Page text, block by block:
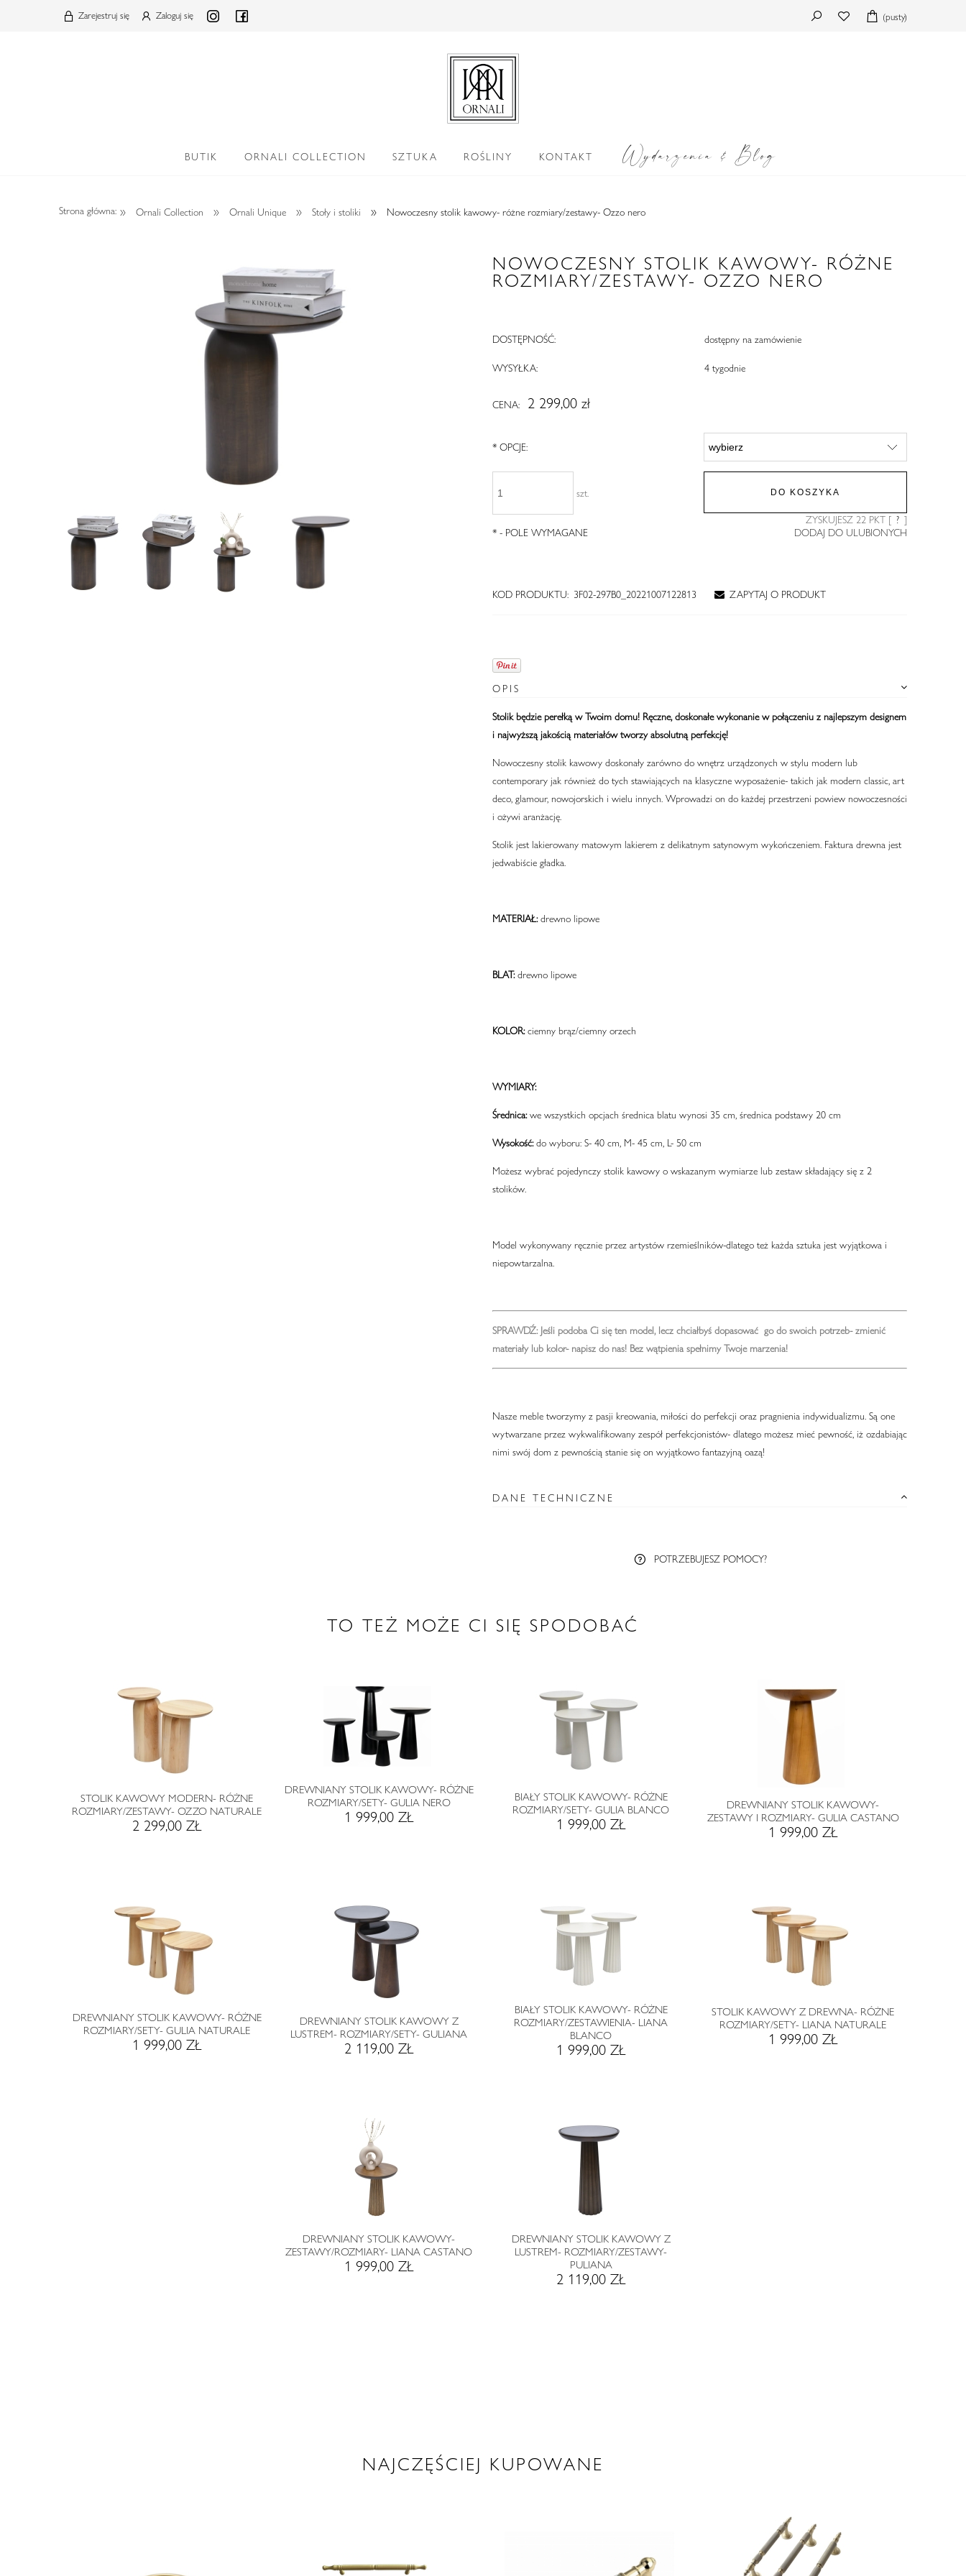
(pusty)
Zarejestruj się Zaloguj się
BUTIK ORNALI COLLECTION SZTUKA ROŚLINY KONTAKT Wydarzenia & Blog
Strona główna: » Ornali Collection » Ornali Unique » Stoły i stoliki » Nowoczesny stolik kawowy- różne rozmiary/zestawy- Ozzo nero
NOWOCZESNY STOLIK KAWOWY- RÓŻNE
ROZMIARY/ZESTAWY- OZZO NERO
DOSTĘPNOŚĆ: dostępny na zamówienie
WYSYŁKA: 4 tygodnie
CENA: 2 299,00 zł
*OPCJE:
szt. DO KOSZYKA
ZYSKUJESZ 22 PKT [ ? ]
DODAJ DO ULUBIONYCH
*- POLE WYMAGANE
KOD PRODUKTU: 3F02-297B0_20221007122813 ZAPYTAJ O PRODUKT
OPIS
Stolik będzie perełką w Twoim domu! Ręczne, doskonałe wykonanie w połączeniu z najlepszym designem
i najwyższą jakością materiałów tworzy absolutną perfekcję!
Nowoczesny stolik kawowy doskonały zarówno do wnętrz urządzonych w stylu modern lub
contemporary jak również do tych stawiających na klasyczne wyposażenie- takich jak modern classic, art
deco, glamour, nowojorskich i wielu innych. Wprowadzi on do każdej przestrzeni powiew nowoczesności
i ożywi aranżację.
Stolik jest lakierowany matowym lakierem z delikatnym satynowym wykończeniem. Faktura drewna jest
jedwabiście gładka.
MATERIAŁ:drewno lipowe
BLAT:drewno lipowe
KOLOR:ciemny brąz/ciemny orzech
WYMIARY:
Średnica:we wszystkich opcjach średnica blatu wynosi 35 cm, średnica podstawy 20 cm
Wysokość:do wyboru: S- 40 cm, M- 45 cm, L- 50 cm
Możesz wybrać pojedynczy stolik kawowy o wskazanym wymiarze lub zestaw składający się z 2
stolików.
Model wykonywany ręcznie przez artystów rzemieślników-dlatego też każda sztuka jest wyjątkowa i
niepowtarzalna.
SPRAWDŹ: Jeśli podoba Ci się ten model, lecz chciałbyś dopasować go do swoich potrzeb- zmienić
materiały lub kolor- napisz do nas!Bez wątpienia spełnimy Twoje marzenia!
Nasze meble tworzymy z pasji kreowania, miłości do perfekcji oraz pragnienia indywidualizmu. Są one
wytwarzane przez wykwalifikowany zespół perfekcjonistów- dlatego możesz mieć pewność, iż ozdabiając
nimi swój dom z pewnością stanie się on wyjątkowo fantazyjną oazą!
DANE TECHNICZNE
POTRZEBUJESZ POMOCY?
TO TEŻ MOŻE CI SIĘ SPODOBAĆ
STOLIK KAWOWY MODERN- RÓŻNE
ROZMIARY/ZESTAWY- OZZO NATURALE
2 299,00 ZŁ
DREWNIANY STOLIK KAWOWY- RÓŻNE
ROZMIARY/SETY- GULIA NERO
1 999,00 ZŁ
BIAŁY STOLIK KAWOWY- RÓŻNE
ROZMIARY/SETY- GULIA BLANCO
1 999,00 ZŁ
DREWNIANY STOLIK KAWOWY-
ZESTAWY I ROZMIARY- GULIA CASTANO
1 999,00 ZŁ
DREWNIANY STOLIK KAWOWY- RÓŻNE
ROZMIARY/SETY- GULIA NATURALE
1 999,00 ZŁ
DREWNIANY STOLIK KAWOWY Z
LUSTREM- ROZMIARY/SETY- GULIANA
2 119,00 ZŁ
BIAŁY STOLIK KAWOWY- RÓŻNE
ROZMIARY/ZESTAWIENIA- LIANA
BLANCO
1 999,00 ZŁ
STOLIK KAWOWY Z DREWNA- RÓŻNE
ROZMIARY/SETY- LIANA NATURALE
1 999,00 ZŁ
DREWNIANY STOLIK KAWOWY-
ZESTAWY/ROZMIARY- LIANA CASTANO
1 999,00 ZŁ
DREWNIANY STOLIK KAWOWY Z
LUSTREM- ROZMIARY/ZESTAWY-
PULIANA
2 119,00 ZŁ
NAJCZĘŚCIEJ KUPOWANE